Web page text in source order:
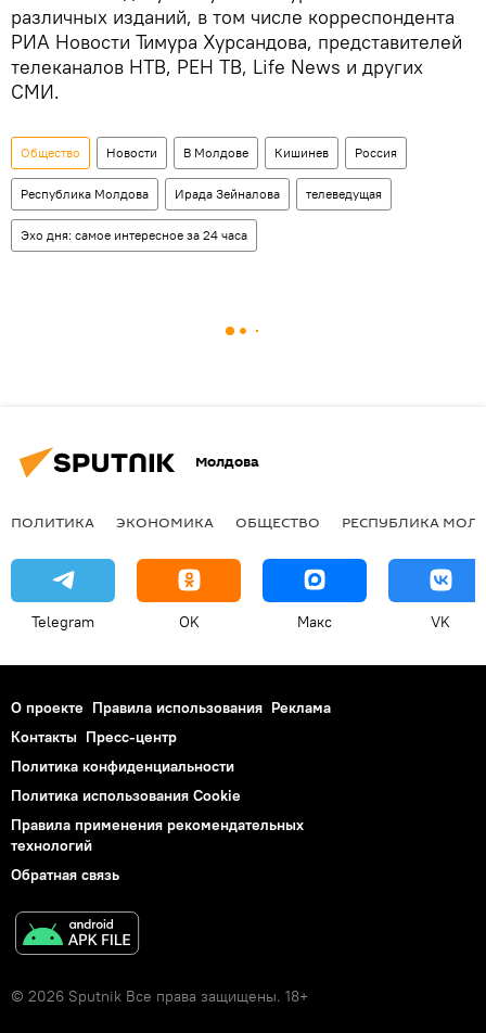
различных изданий, в том числе корреспондента
РИА Новости Тимура Хурсандова, представителей
телеканалов НТВ, РЕН ТВ, Life News и других
СМИ.
Общество Новости В Молдове Кишинев Россия
Республика Молдова Ирада Зейналова телеведущая
Эхо дня: самое интересное за 24 часа
Молдова
ПОЛИТИКА ЭКОНОМИКА ОБЩЕСТВО РЕСПУБЛИКА
Telegram OK Макс VK
О проекте Правила использования Реклама
Контакты Пресс-центр
Политика конфиденциальности
Политика использования Cookie
Правила применения рекомендательных
технологий
Обратная связь
© 2026 Sputnik Все права защищены. 18+